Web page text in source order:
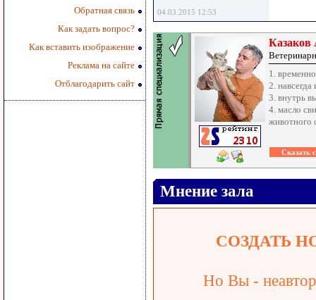
Обратная связь
Как задать вопрос?
Как вставить изображение
Реклама на сайте
Отблагодарить сайт
04.03.2015 12:53
Казаков
1.
2.
3. внутрь
4. масло
животного
Мнение зала
СОЗДАТЬ
Но Вы -